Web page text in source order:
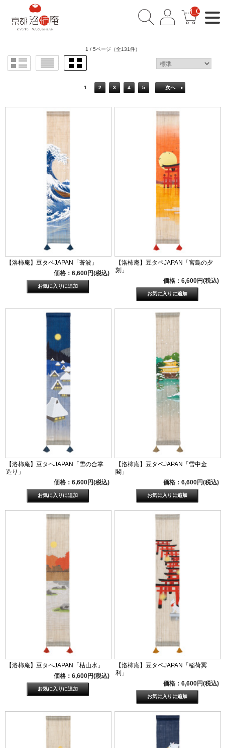
__ITM_CNT__
1 / 5ページ （全131件）
1 2 3 4 5 次へ
【洛柿庵】豆タペJAPAN「蒼波」
価格：6,600円(税込)
【洛柿庵】豆タペJAPAN「宮島の夕
刻」
価格：6,600円(税込)
【洛柿庵】豆タペJAPAN「雪の合掌
造り」
価格：6,600円(税込)
【洛柿庵】豆タペJAPAN「雪中金
閣」
価格：6,600円(税込)
【洛柿庵】豆タペJAPAN「枯山水」
価格：6,600円(税込)
【洛柿庵】豆タペJAPAN「稲荷冥
利」
価格：6,600円(税込)